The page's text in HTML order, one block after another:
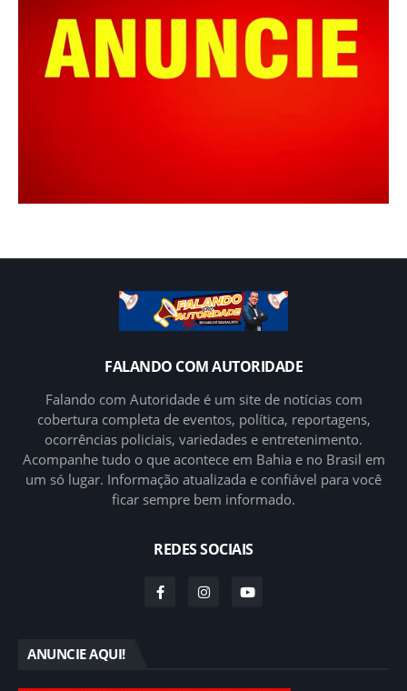
FALANDO COM AUTORIDADE
Falando com Autoridade é um site de notícias com
cobertura completa de eventos, política, reportagens,
ocorrências policiais, variedades e entretenimento.
Acompanhe tudo o que acontece em Bahia e no Brasil em
um só lugar. Informação atualizada e confiável para você
ficar sempre bem informado.
REDES SOCIAIS
ANUNCIE AQUI!